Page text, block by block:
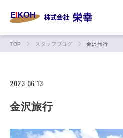
TOP スタッフブログ 金沢旅行
2023.06.13
金沢旅行